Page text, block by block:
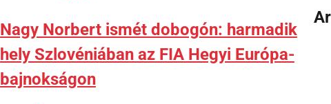
Nagy Norbert ismét dobogón: harmadik
hely Szlovéniában az FIA Hegyi Európa-
bajnokságon